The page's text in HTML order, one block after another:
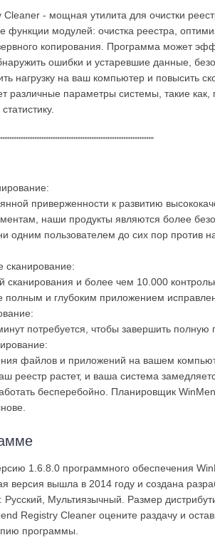
- мощная утилита для очистки
функции модулей: очистка реестра,
копирования. Программа может
ошибки и устаревшие данные,
нагрузку на ваш компьютер и повысить
различные параметры системы, такие
приверженности к развитию
наши продукты являются более
одним пользователем до сих пор против
сканирования и более чем 10.000
полным и глубоким приложением
потребуется, чтобы завершить полную
файлов и приложений на вашем
реестр растет, и ваша система
бесперебойно. Планировщик
1.6.8.0 программного обеспечения
версия вышла в 2014 году и создана
Русский, Мультиязычный. Размер
Registry Cleaner оцените раздачу и
программы.